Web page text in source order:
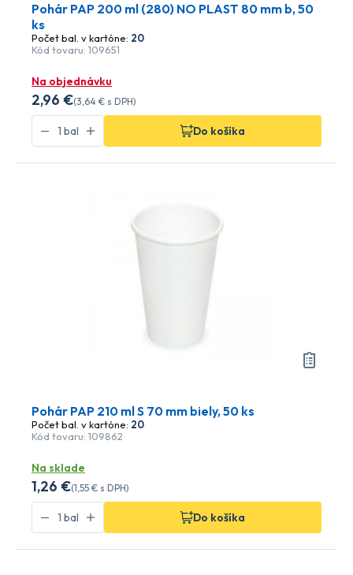
Pohár PAP 200 ml (280) NO PLAST 80 mm b, 50
ks
Počet bal. v kartóne: 20
Kód tovaru: 109651
Na objednávku
2,96 €(3,64 € s DPH)
Do košíka
Pohár PAP 210 ml S 70 mm biely, 50 ks
Počet bal. v kartóne: 20
Kód tovaru: 109862
Na sklade
1,26 €(1,55 € s DPH)
Do košíka